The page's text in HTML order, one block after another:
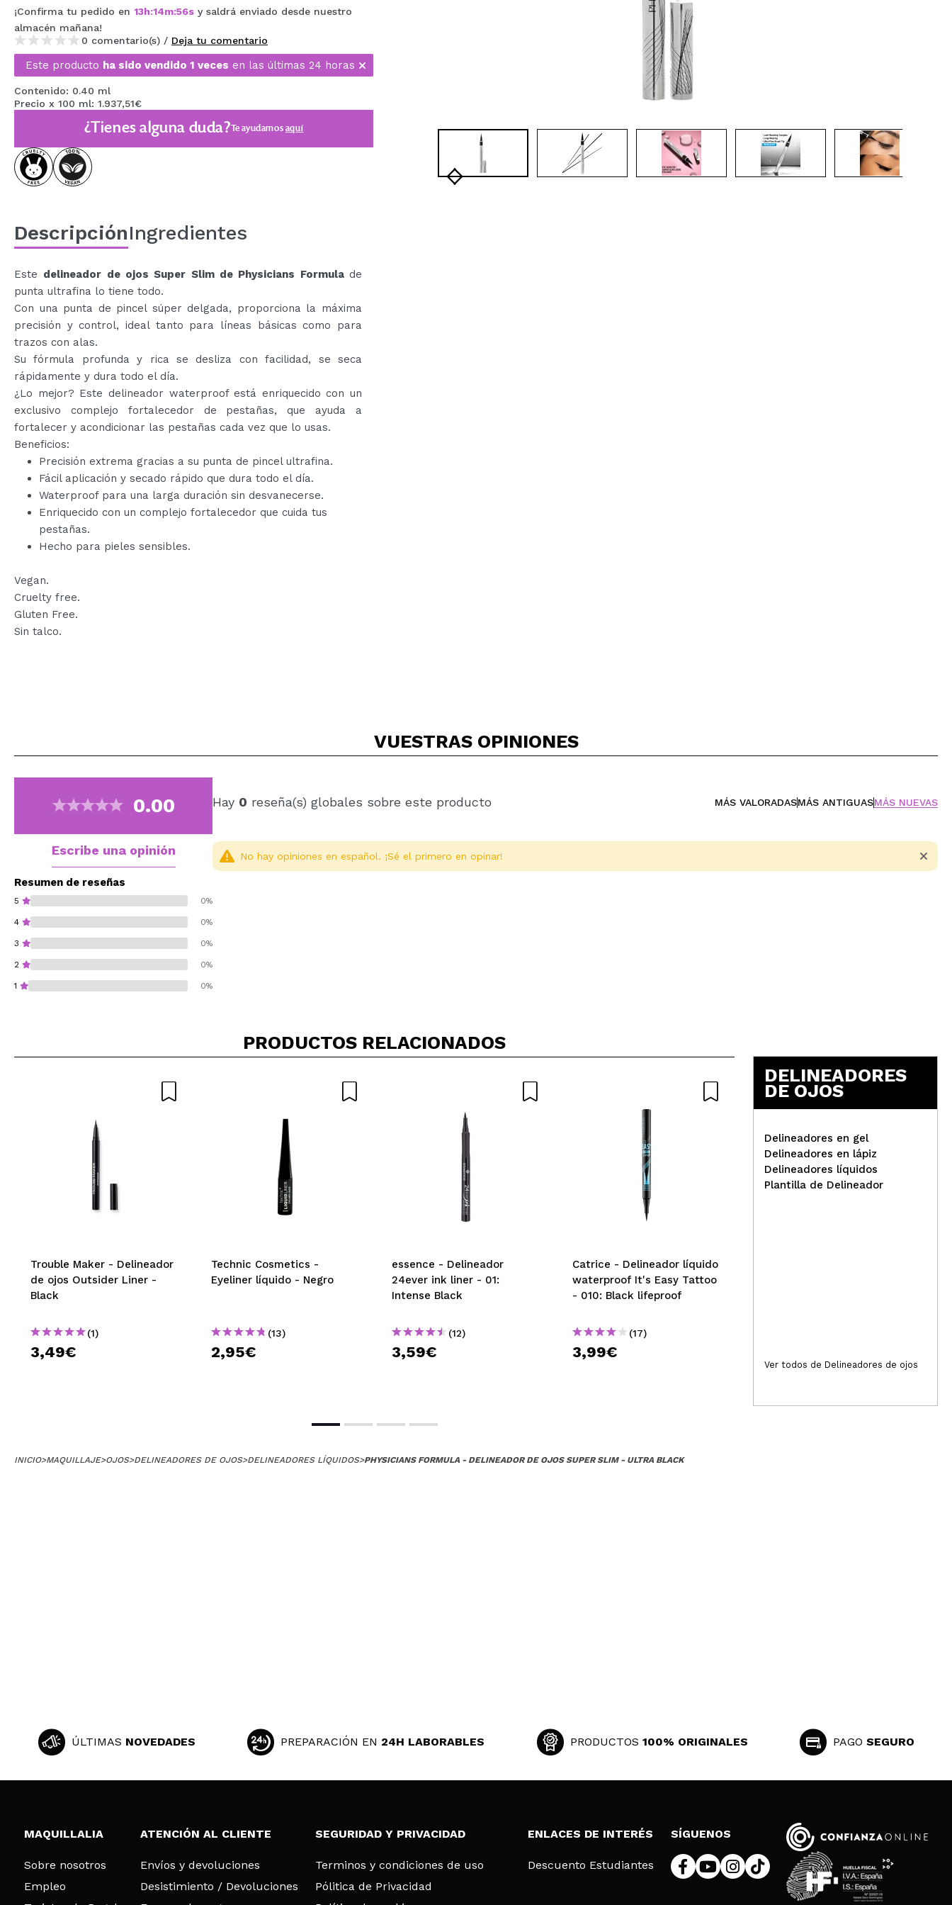
MAQUIFARMA
KOREA ZONE
TRAVEL SIZE
NATURE
OFERTAS
OUTLET
PRÓXIMAMENTE
CREAR CUENTA
¡Confirma tu pedido en 13h:14m:56s y saldrá enviado desde nuestro
almacén mañana!
0 comentario(s) / Deja tu comentario
Este producto ha sido vendido 1 veces en las últimas 24 horas
Contenido: 0.40 ml
Precio x 100 ml: 1.937,51€
¿Tienes alguna duda?Te ayudamosaquí
DescripciónIngredientes
Este delineador de ojos Super Slim de Physicians Formulade
punta ultrafina lo tiene todo.
Con una punta de pincel súper delgada, proporciona la máxima
precisión y control, ideal tanto para líneas básicas como para
trazos con alas.
Su fórmula profunda y rica se desliza con facilidad, se seca
rápidamente y dura todo el día.
¿Lo mejor? Este delineador waterproof está enriquecido con un
exclusivo complejo fortalecedor de pestañas, que ayuda a
fortalecer y acondicionar las pestañas cada vez que lo usas.
Beneficios:
Precisión extrema gracias a su punta de pincel ultrafina.
Fácil aplicación y secado rápido que dura todo el día.
Waterproof para una larga duración sin desvanecerse.
Enriquecido con un complejo fortalecedor que cuida tus
pestañas.
Hecho para pieles sensibles.
Vegan.
Cruelty free.
Gluten Free.
Sin talco.
VUESTRAS OPINIONES
0.00
Escribe una opinión
Resumen de reseñas
5 0%
4 0%
3 0%
2 0%
1 0%
Hay 0 reseña(s) globales sobre este producto MÁS VALORADASMÁS ANTIGUASMÁS NUEVAS
No hay opiniones en español. ¡Sé el primero en opinar!
PRODUCTOS RELACIONADOS
Trouble Maker - Delineador
de ojos Outsider Liner -
Black
(1)
3,49€
Technic Cosmetics -
Eyeliner líquido - Negro
(13)
2,95€
essence - Delineador
24ever ink liner - 01:
Intense Black
(12)
3,59€
Catrice - Delineador líquido
waterproof It's Easy Tattoo
- 010: Black lifeproof
(17)
3,99€
Miyo - Eyeliner líquido
DELINEADORES
DE OJOS
Delineadores en gel
Delineadores en lápiz
Delineadores líquidos
Plantilla de Delineador
Ver todos de Delineadores de ojos
INICIO>MAQUILLAJE>OJOS>DELINEADORES DE OJOS>DELINEADORES LÍQUIDOS>PHYSICIANS FORMULA - DELINEADOR DE OJOS SUPER SLIM - ULTRA BLACK
ÚLTIMAS NOVEDADES PREPARACIÓN EN 24H LABORABLES PRODUCTOS 100% ORIGINALES PAGO SEGURO
MAQUILLALIA
Sobre nosotros
Empleo
ATENCIÓN AL CLIENTE
Envíos y devoluciones
Desistimiento / Devoluciones
SEGURIDAD Y PRIVACIDAD
Terminos y condiciones de uso
Pólitica de Privacidad
ENLACES DE INTERÉS
Descuento Estudiantes
SÍGUENOS